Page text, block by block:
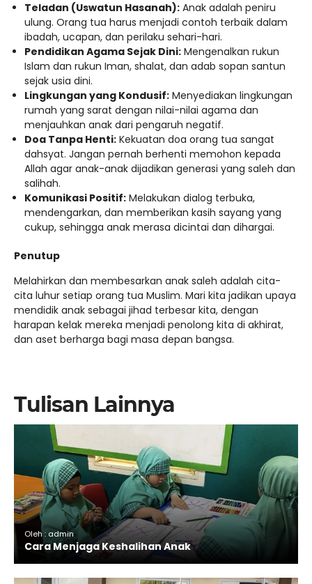
Teladan (Uswatun Hasanah): Anak adalah peniru
ulung. Orang tua harus menjadi contoh terbaik dalam
ibadah, ucapan, dan perilaku sehari-hari.
Pendidikan Agama Sejak Dini: Mengenalkan rukun
Islam dan rukun Iman, shalat, dan adab sopan santun
sejak usia dini.
Lingkungan yang Kondusif: Menyediakan lingkungan
rumah yang sarat dengan nilai-nilai agama dan
menjauhkan anak dari pengaruh negatif.
Doa Tanpa Henti: Kekuatan doa orang tua sangat
dahsyat. Jangan pernah berhenti memohon kepada
Allah agar anak-anak dijadikan generasi yang saleh dan
salihah.
Komunikasi Positif: Melakukan dialog terbuka,
mendengarkan, dan memberikan kasih sayang yang
cukup, sehingga anak merasa dicintai dan dihargai.
Penutup
Melahirkan dan membesarkan anak saleh adalah cita-
cita luhur setiap orang tua Muslim. Mari kita jadikan upaya
mendidik anak sebagai jihad terbesar kita, dengan
harapan kelak mereka menjadi penolong kita di akhirat,
dan aset berharga bagi masa depan bangsa.
Tulisan Lainnya
Oleh : admin
Cara Menjaga Keshalihan Anak